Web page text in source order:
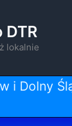
DTR
lokalnie
i Dolny